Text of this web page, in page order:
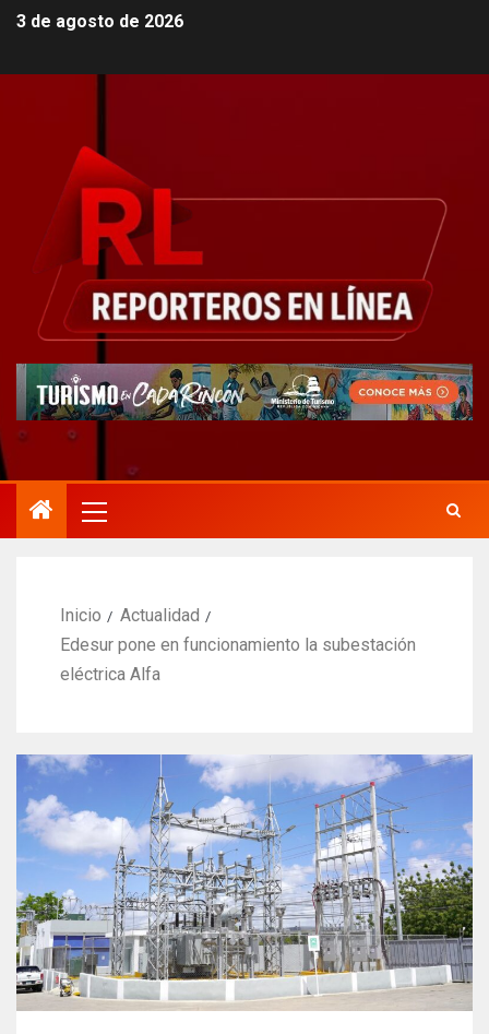
3 de agosto de 2026
Inicio
Actualidad
Edesur pone en funcionamiento la subestación
eléctrica Alfa